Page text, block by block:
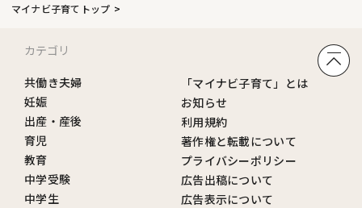
マイナビ子育てトップ
カテゴリ
共働き夫婦
妊娠
出産・産後
育児
教育
中学受験
中学生
「マイナビ子育て」とは
お知らせ
利用規約
著作権と転載について
プライバシーポリシー
広告出稿について
広告表示について